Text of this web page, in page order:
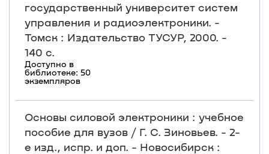
государственный университет систем
управления и радиоэлектроники. -
Томск : Издательство ТУСУР, 2000. -
140 с.
Доступно в
библиотеке: 50
экземпляров
Основы силовой электроники : учебное
пособие для вузов / Г. С. Зиновьев. - 2-
е изд., испр. и доп. - Новосибирск :